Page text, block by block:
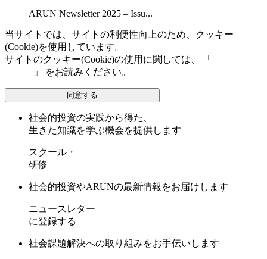
ARUN Newsletter 2025 – Issu...
当サイトでは、サイトの利便性向上のため、クッキー
(Cookie)を使用しています。
サイトのクッキー(Cookie)の使用に関しては、 「
」 をお読みください。
同意する
社会的投資の実践から得た、
生きた知識を学ぶ機会を提供します
スクール・
研修
社会的投資やARUNの最新情報をお届けします
ニュースレター
に登録する
社会課題解決への取り組みをお手伝いします